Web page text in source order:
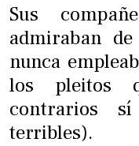
Sus
admiraban
nunca
los pleitos
contrarios
terribles).